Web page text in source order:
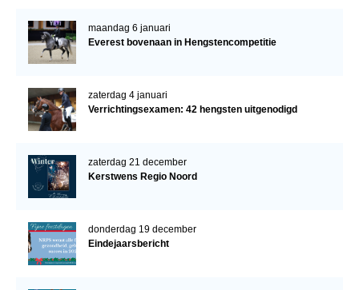
maandag 6 januari
Everest bovenaan in Hengstencompetitie
zaterdag 4 januari
Verrichtingsexamen: 42 hengsten uitgenodigd
zaterdag 21 december
Kerstwens Regio Noord
donderdag 19 december
Eindejaarsbericht